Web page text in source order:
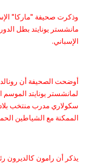
وذكرت صحيفة "ماركا"
مانشستر يونايتد بطل
الإسباني.
لمانشستر يونايتد الموسم
سكولاري مدرب منتخب
الممكنة مع الشياطين
يذكر أن رامون كالديرون